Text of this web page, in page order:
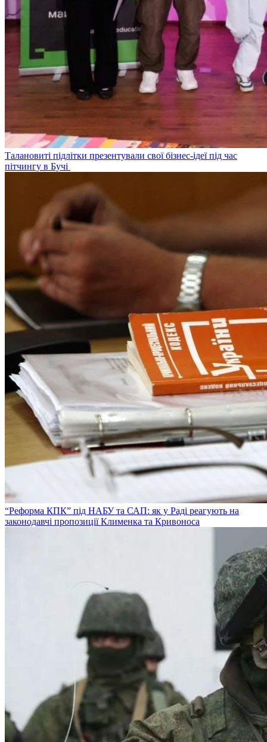
Талановиті підлітки презентували свої бізнес-ідеї під час
пітчингу в Бучі
“Реформа КПК” під НАБУ та САП: як у Раді реагують на
законодавчі пропозиції Клименка та Кривоноса